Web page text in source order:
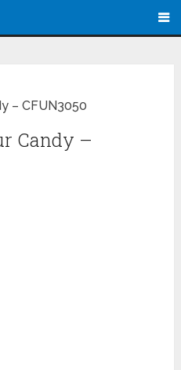
– CFUN3050
Candy –